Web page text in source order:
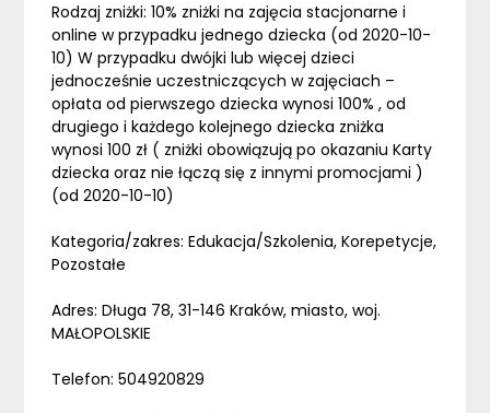
Rodzaj zniżki: 10% zniżki na zajęcia stacjonarne i
online w przypadku jednego dziecka (od 2020-10-
10) W przypadku dwójki lub więcej dzieci
jednocześnie uczestniczących w zajęciach –
opłata od pierwszego dziecka wynosi 100% , od
drugiego i każdego kolejnego dziecka zniżka
wynosi 100 zł ( zniżki obowiązują po okazaniu Karty
dziecka oraz nie łączą się z innymi promocjami )
(od 2020-10-10)
Kategoria/zakres: Edukacja/Szkolenia, Korepetycje,
Pozostałe
Adres: Długa 78, 31-146 Kraków, miasto, woj.
MAŁOPOLSKIE
Telefon: 504920829